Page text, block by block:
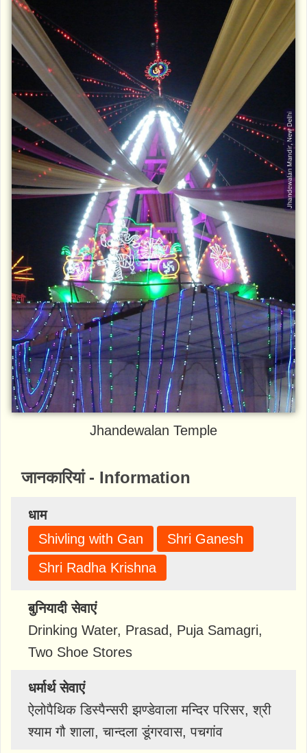
Jhandewalan Temple
जानकारियां - Information
धाम
Shivling with Gan
Shri Ganesh
Shri Radha Krishna
बुनियादी सेवाएं
Drinking Water, Prasad, Puja Samagri,
Two Shoe Stores
धर्मार्थ सेवाएं
ऐलोपैथिक डिस्पैन्सरी झण्डेवाला मन्दिर परिसर, श्री
श्याम गौ शाला, चान्दला डूंगरवास, पचगांव